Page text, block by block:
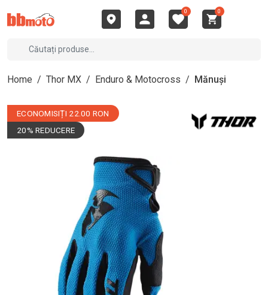
0 0
Home / Thor MX / Enduro & Motocross / Mănuși
ECONOMISIȚI 22.00 RON
20% REDUCERE